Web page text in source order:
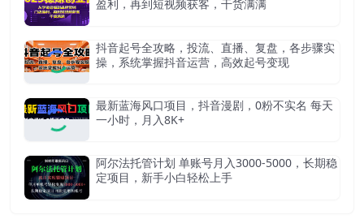
盈利，再到短视频获客，干货满满
抖音起号全攻略，投流、直播、复盘，各步骤实
操，系统掌握抖音运营，高效起号变现
最新蓝海风口项目，抖音漫剧，0粉不实名 每天
一小时，月入8K+
阿尔法托管计划 单账号月入3000-5000，长期稳
定项目，新手小白轻松上手